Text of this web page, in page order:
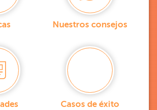
Nuestros consejos
Casos de éxito